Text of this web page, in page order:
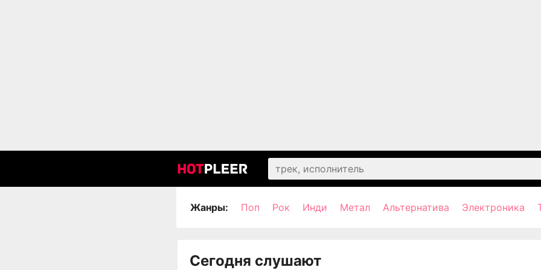
Жанры: Поп Рок Инди Метал Альтернатива Электроника
Сегодня слушают